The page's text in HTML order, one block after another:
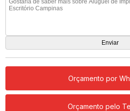
Orçamento por
Orçamento pelo